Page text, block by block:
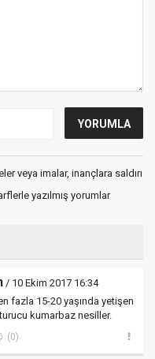
veya imalar, inançlara saldırı
yazılmış yorumlar
/ 10 Ekim 2017 16:34
fazla 15-20 yaşında yetişen
kumarbaz nesiller.
(0)